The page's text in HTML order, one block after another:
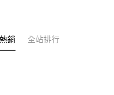
銷 全站排行